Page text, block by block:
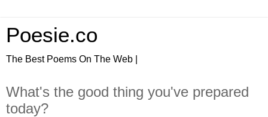
Poesie.co
The Best Poems On The Web |
What's the good thing you've prepared
today?